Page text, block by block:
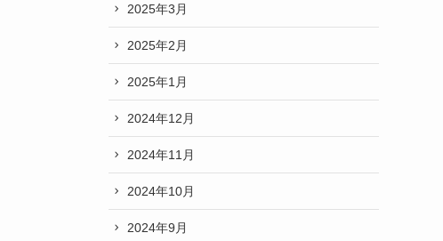
2025年3月
2025年2月
2025年1月
2024年12月
2024年11月
2024年10月
2024年9月